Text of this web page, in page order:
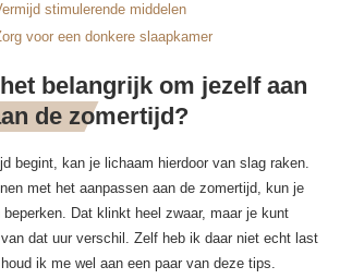
stimulerende middelen
voor een donkere slaapkamer
belangrijk om jezelf aan
de zomertijd?
begint, kan je lichaam hierdoor van slag raken.
met het aanpassen aan de zomertijd, kun je
Dat klinkt heel zwaar, maar je kunt
dat uur verschil. Zelf heb ik daar niet echt last
ik me wel aan een paar van deze tips.